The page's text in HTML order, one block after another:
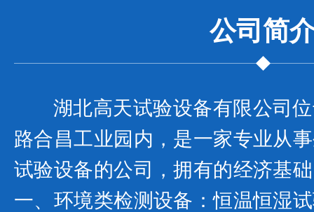
公司 简
湖北高天试验设备有限公司
路合昌工业园内，是一家专业从
试验设备的公司，拥有的经济基
一、环境类检测设备：恒温恒湿